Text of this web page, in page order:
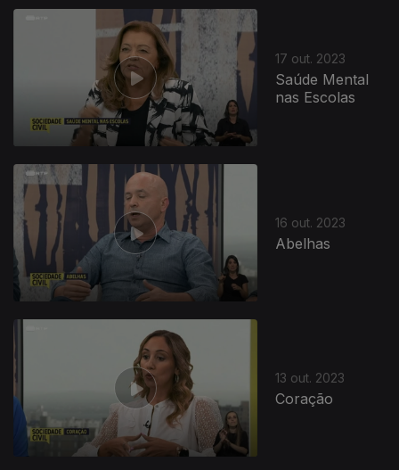
17 out. 2023
Saúde Mental
nas Escolas
16 out. 2023
Abelhas
13 out. 2023
Coração